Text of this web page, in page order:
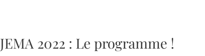
JEMA 2022 : Le programme !